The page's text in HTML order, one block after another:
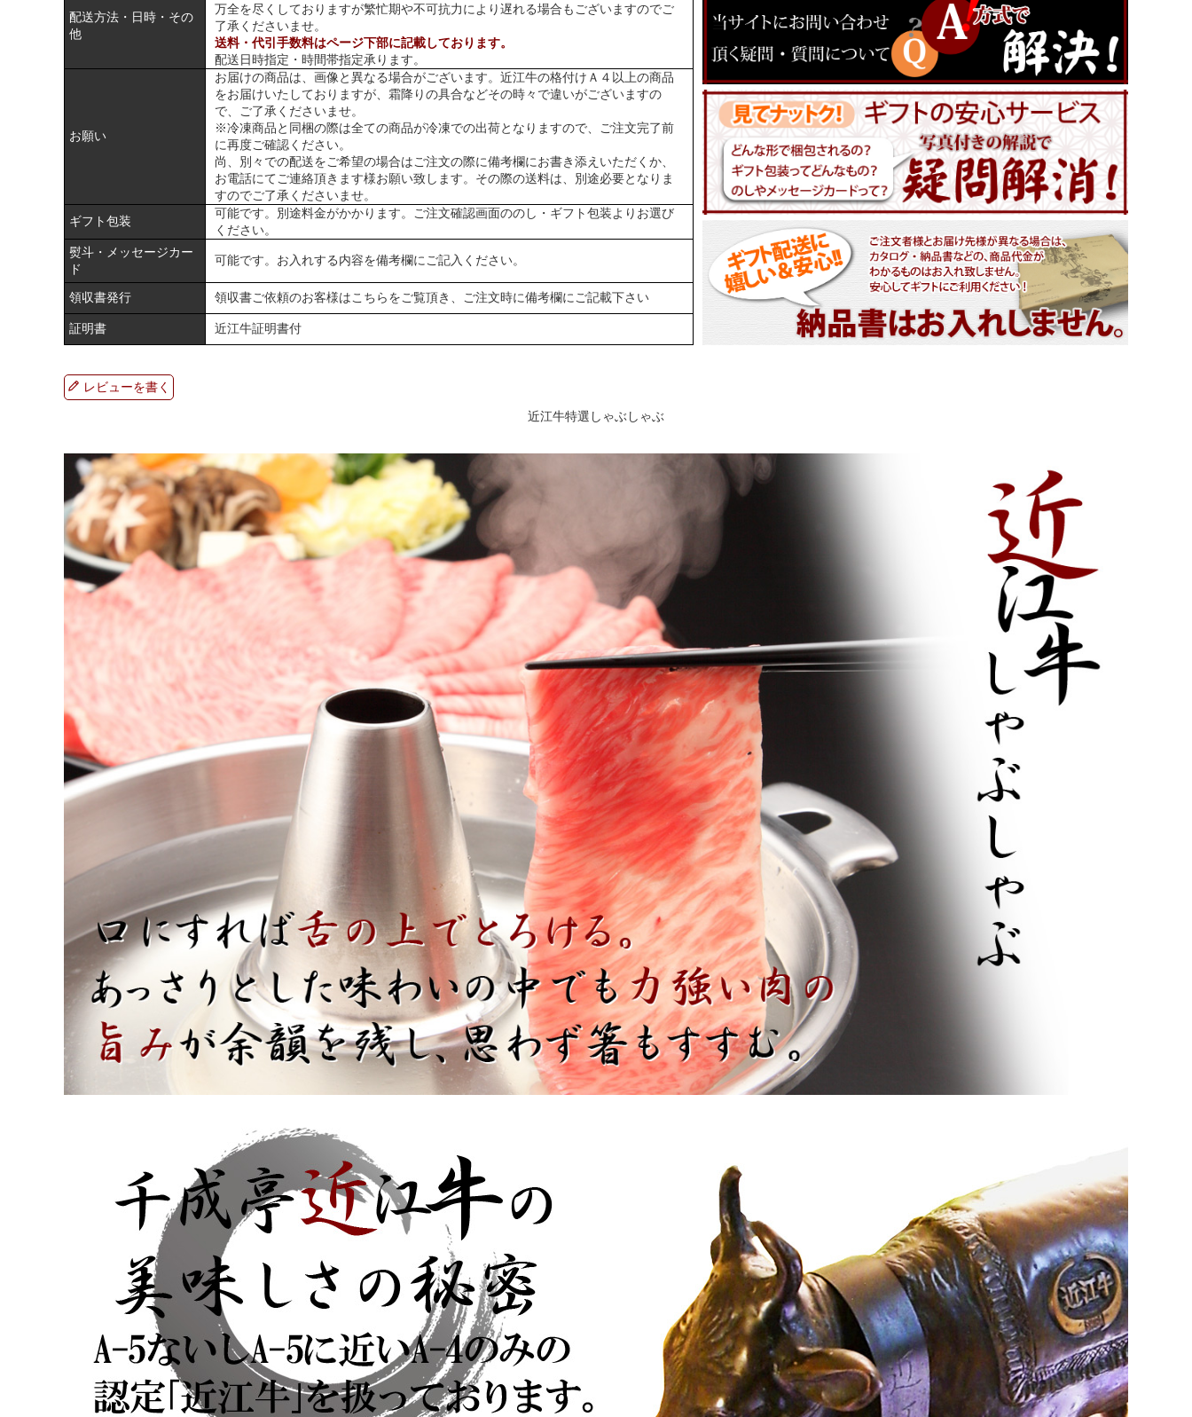
配送方法・日時・その
他
万全を尽くしておりますが繁忙期や不可抗力により遅れる場合もございますのでご
了承くださいませ。
送料・代引手数料はページ下部に記載しております。
配送日時指定・時間帯指定承ります。
お願い
お届けの商品は、画像と異なる場合がございます。近江牛の格付けＡ４以上の商品
をお届けいたしておりますが、霜降りの具合などその時々で違いがございますの
で、ご了承くださいませ。
※冷凍商品と同梱の際は全ての商品が冷凍での出荷となりますので、ご注文完了前
に再度ご確認ください。
尚、別々での配送をご希望の場合はご注文の際に備考欄にお書き添えいただくか、
お電話にてご連絡頂きます様お願い致します。その際の送料は、別途必要となりま
すのでご了承くださいませ。
ギフト包装
可能です。別途料金がかかります。ご注文確認画面ののし・ギフト包装よりお選び
ください。
熨斗・メッセージカー
ド
可能です。お入れする内容を備考欄にご記入ください。
領収書発行 領収書ご依頼のお客様はこちらをご覧頂き、ご注文時に備考欄にご記載下さい
証明書 近江牛証明書付
レビューを書く
近江牛特選しゃぶしゃぶ